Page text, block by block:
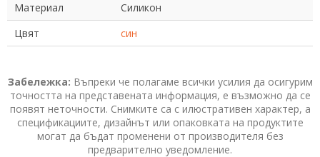
Материал
Силикон
Цвят
син
Забележка: Въпреки че полагаме всички усилия да осигурим
точността на представената информация, е възможно да се
появят неточности. Снимките са с илюстративен характер, а
спецификациите, дизайнът или опаковката на продуктите
могат да бъдат променени от производителя без
предварително уведомление.